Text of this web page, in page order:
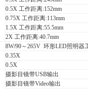
0.5X 工作距离:152mm
0.75X 工作距离:113mm
1.5X 工作距离:55.5mm
2X 工作距离:40.7mm
8W/90～265V 环形LED照明器
0.35X
0.5X
摄影目镜带USB输出
摄影目镜带Video输出